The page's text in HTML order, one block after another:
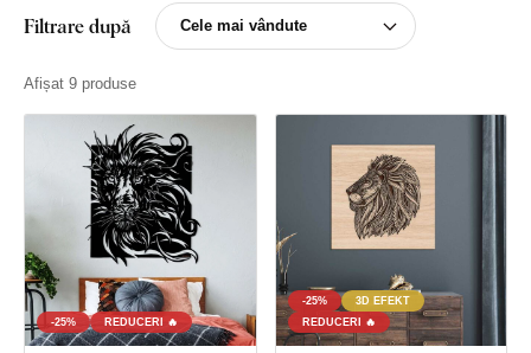
Filtrare după
Afișat 9 produse
-25% REDUCERI 🔥
-25%
3D EFEKT
REDUCERI 🔥